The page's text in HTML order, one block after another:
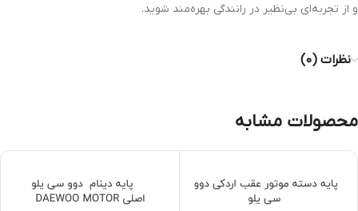
و از تجربه‌ای بی‌نظیر در رانندگی بهره‌مند شوید.
نظرات (0)
محصولات مشابه